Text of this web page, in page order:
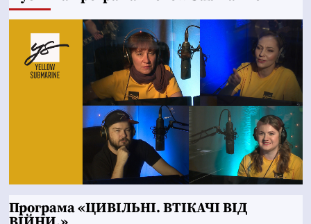
Програма «ЦИВІЛЬНІ. ВТІКАЧІ ВІД